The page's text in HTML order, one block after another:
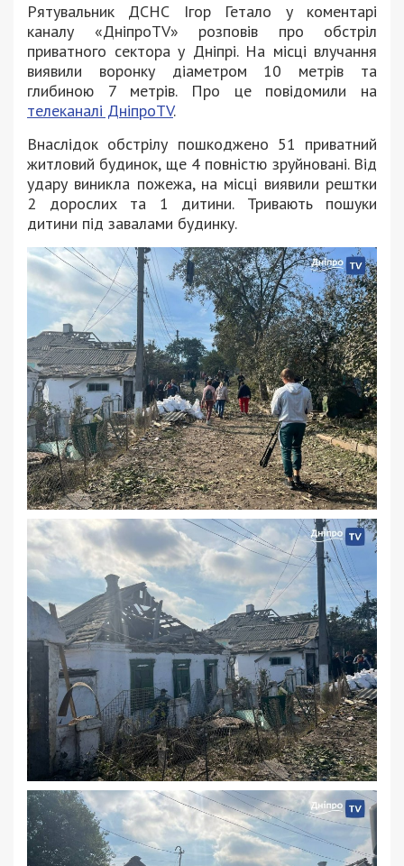
Рятувальник ДСНС Ігор Гетало у коментарі
каналу «ДніпроTV» розповів про обстріл
приватного сектора у Дніпрі. На місці влучання
виявили воронку діаметром 10 метрів та
глибиною 7 метрів. Про це повідомили на
телеканалі ДніпроTV.
Внаслідок обстрілу пошкоджено 51 приватний
житловий будинок, ще 4 повністю зруйновані. Від
удару виникла пожежа, на місці виявили рештки
2 дорослих та 1 дитини. Тривають пошуки
дитини під завалами будинку.